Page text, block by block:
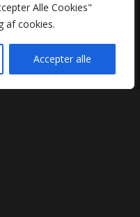
Alle Cookies"
af cookies.
Accepter alle